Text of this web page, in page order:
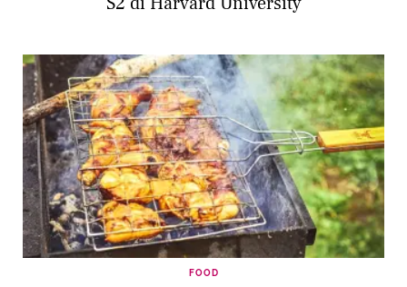
FOOD